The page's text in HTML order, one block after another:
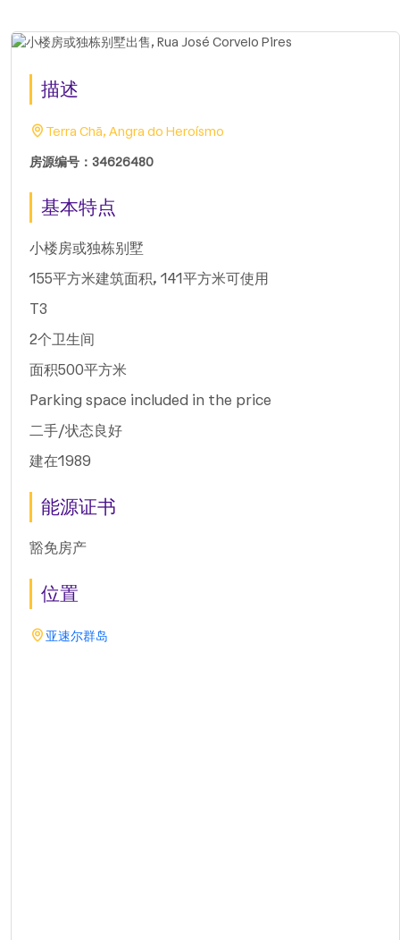
描述
Terra Chã, Angra do Heroísmo
房源编号：34626480
基本特点
小楼房或独栋别墅
155平方米建筑面积, 141平方米可使用
T3
2个卫生间
面积500平方米
Parking space included in the price
二手/状态良好
建在1989
能源证书
豁免房产
位置
亚速尔群岛